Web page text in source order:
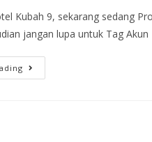
Kubah 9, sekarang sedang
jangan lupa untuk Tag